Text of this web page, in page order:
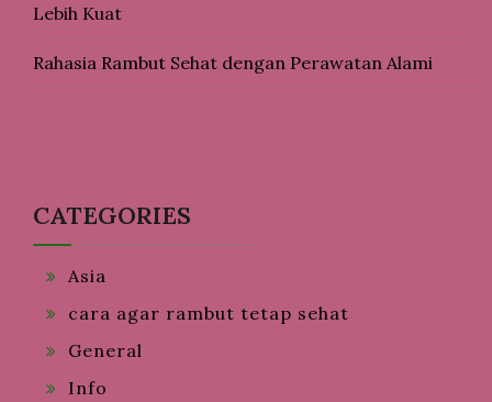
Lebih Kuat
Rahasia Rambut Sehat dengan Perawatan Alami
CATEGORIES
Asia
cara agar rambut tetap sehat
General
Info